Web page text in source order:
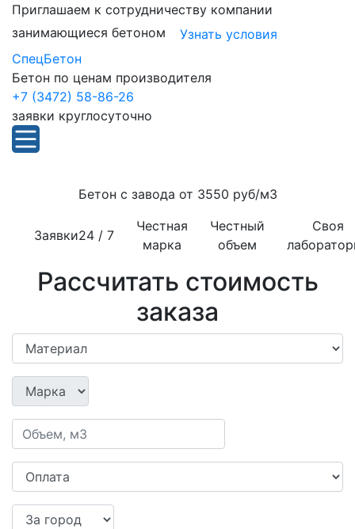
Приглашаем к сотрудничеству компании
занимающиеся бетоном
Узнать условия
СпецБетон
Бетон по ценам производителя
+7 (3472) 58-86-26
заявки круглосуточно
Бетон с завода от 3550 руб/м3
Заявки24 / 7
Честная
марка
Честный
объем
Своя
Рассчитать стоимость
заказа